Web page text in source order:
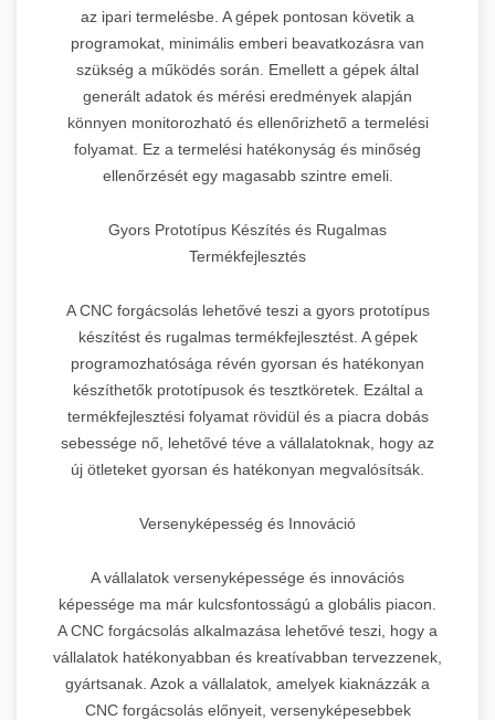
az ipari termelésbe. A gépek pontosan követik a
programokat, minimális emberi beavatkozásra van
szükség a működés során. Emellett a gépek által
generált adatok és mérési eredmények alapján
könnyen monitorozható és ellenőrizhető a termelési
folyamat. Ez a termelési hatékonyság és minőség
ellenőrzését egy magasabb szintre emeli.
Gyors Prototípus Készítés és Rugalmas
Termékfejlesztés
A CNC forgácsolás lehetővé teszi a gyors prototípus
készítést és rugalmas termékfejlesztést. A gépek
programozhatósága révén gyorsan és hatékonyan
készíthetők prototípusok és tesztköretek. Ezáltal a
termékfejlesztési folyamat rövidül és a piacra dobás
sebessége nő, lehetővé téve a vállalatoknak, hogy az
új ötleteket gyorsan és hatékonyan megvalósítsák.
Versenyképesség és Innováció
A vállalatok versenyképessége és innovációs
képessége ma már kulcsfontosságú a globális piacon.
A CNC forgácsolás alkalmazása lehetővé teszi, hogy a
vállalatok hatékonyabban és kreatívabban tervezzenek,
gyártsanak. Azok a vállalatok, amelyek kiaknázzák a
CNC forgácsolás előnyeit, versenyképesebbek